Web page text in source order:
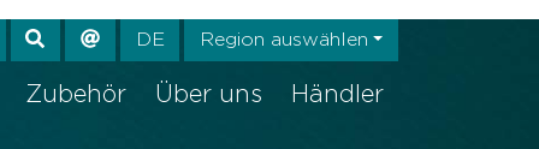
Zubehör Über uns Händler
DE Region auswählen